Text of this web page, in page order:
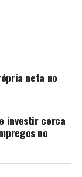
neta no
investir cerca
no